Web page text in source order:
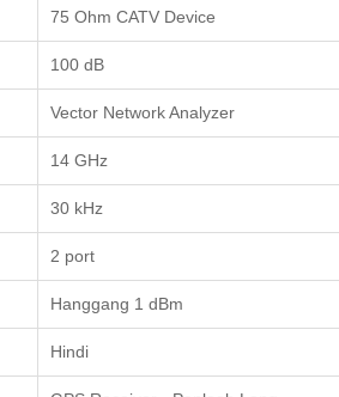
75 Ohm CATV Device
100 dB
Vector Network Analyzer
14 GHz
30 kHz
2 port
Hanggang 1 dBm
Hindi